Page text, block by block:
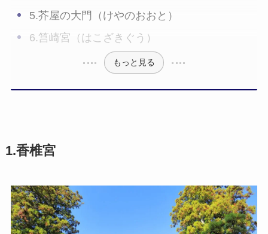
5.芥屋の大門（けやのおおと）
6.筥崎宮（はこざきぐう）
もっと見る
1.香椎宮